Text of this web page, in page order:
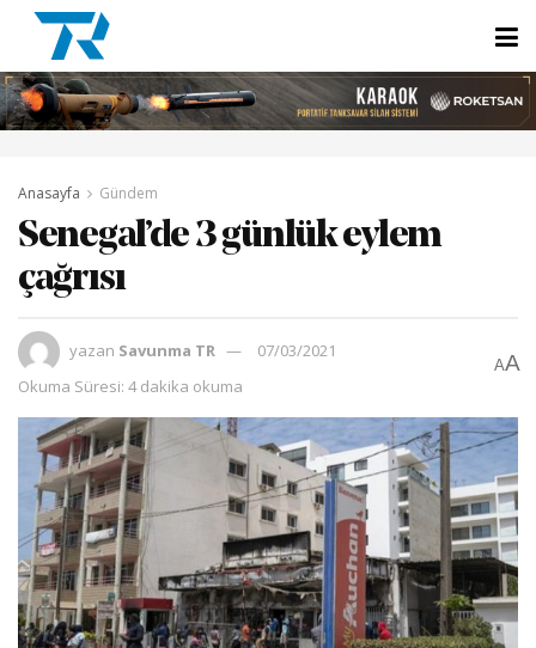
Anasayfa Gündem
Senegal’de 3 günlük eylem
çağrısı
yazan Savunma TR
07/03/2021
Okuma Süresi: 4 dakika okuma
AA